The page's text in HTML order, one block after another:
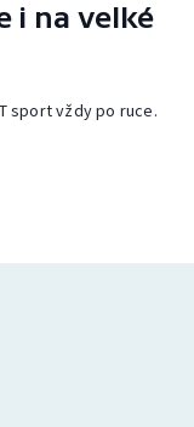
i na velké
sport vždy po ruce.